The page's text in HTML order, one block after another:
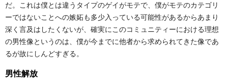
だ。これは僕とは違うタイプのゲイがモテで、僕がモテのカテゴリ
ーではないことへの嫉妬も多少入っている可能性があるからあまり
深く言及はしたくないが、確実にこのコミュニティーにおける理想
の男性像というのは、僕が今までに他者から求められてきた像であ
るが故にしんどすぎる。
男性解放